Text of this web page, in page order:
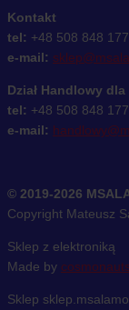
Kontakt
tel: +48 508 848 177
e-mail:
Dział Handlowy
tel: +48 508 848 177
e-mail:
© 2019-2026
Copyright Mateusz
Sklep z elektroniką
Made by
Sklep